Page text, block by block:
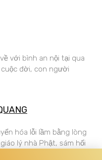
với bình an nội tại qua
đời, con người
hóa lỗi lầm bằng lòng
lý nhà Phật, sám hối